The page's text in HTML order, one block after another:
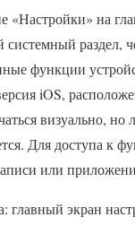
на
раздел,
функции
iOS,
визуально, но
Для доступа к
или
экран